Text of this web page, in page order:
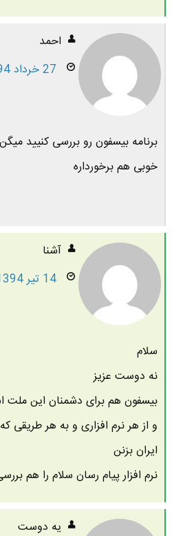
احمد
27 خرداد 1394
برنامه بیسفون رو بررسی کنیید
خوبی هم برخورداره
آشنا
14 تیر 1394
سلام
نه دوست عزیز
بیسفون هم برای دشمنان این
و از هر نرم افزاری و به هر
ایران بزنن
نرم افزار پیام رسان سلام را هم
یه دوست